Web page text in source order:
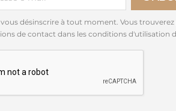
désinscrire à tout moment. Vous trouverez
de contact dans les conditions d'utilisation